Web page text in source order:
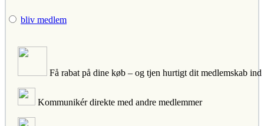
bliv medlem
Få rabat på dine køb – og tjen hurtigt dit medlemskab ind
Kommunikér direkte med andre medlemmer